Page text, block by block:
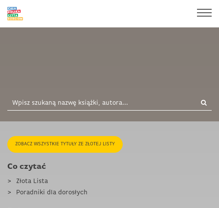
ZOBACZ WSZYSTKIE TYTUŁY ZE ZŁOTEJ LISTY
Co czytać
Złota Lista
Poradniki dla dorosłych